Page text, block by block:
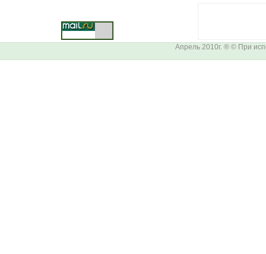
Апрель 2010г. ® © При